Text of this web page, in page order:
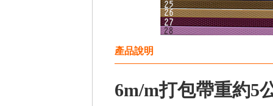
產品說明
6m/m打包帶重約5